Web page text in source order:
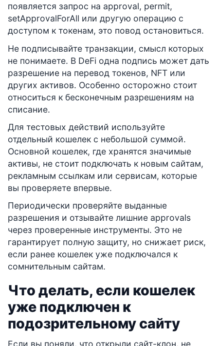
появляется запрос на approval, permit,
setApprovalForAll или другую операцию с
доступом к токенам, это повод остановиться.
Не подписывайте транзакции, смысл которых
не понимаете. В DeFi одна подпись может дать
разрешение на перевод токенов, NFT или
других активов. Особенно осторожно стоит
относиться к бесконечным разрешениям на
списание.
Для тестовых действий используйте
отдельный кошелек с небольшой суммой.
Основной кошелек, где хранятся значимые
активы, не стоит подключать к новым сайтам,
рекламным ссылкам или сервисам, которые
вы проверяете впервые.
Периодически проверяйте выданные
разрешения и отзывайте лишние approvals
через проверенные инструменты. Это не
гарантирует полную защиту, но снижает риск,
если ранее кошелек уже подключался к
сомнительным сайтам.
Что делать, если кошелек
уже подключен к
подозрительному сайту
Если вы поняли, что открыли сайт-клон, не